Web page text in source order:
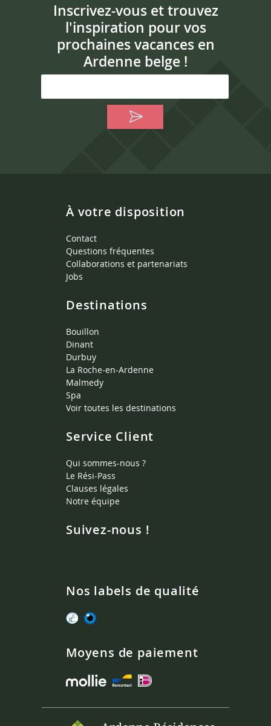
Inscrivez-vous et trouvez
l'inspiration pour vos
prochaines vacances en
Ardenne belge !
À votre disposition
Contact
Questions fréquentes
Collaborations et partenariats
Jobs
Destinations
Bouillon
Dinant
Durbuy
La Roche-en-Ardenne
Malmedy
Spa
Voir toutes les destinations
Service Client
Qui sommes-nous ?
Le Rési-Pass
Clauses légales
Notre équipe
Suivez-nous !
Nos labels de qualité
Moyens de paiement